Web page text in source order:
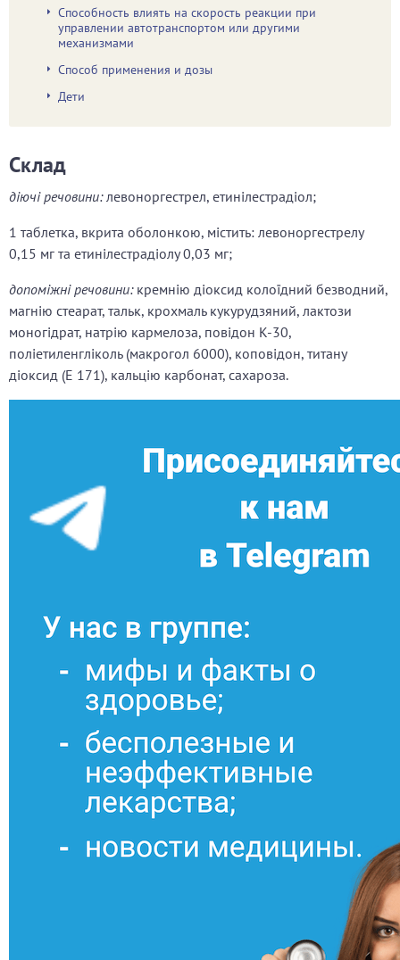
Способность влиять на скорость реакции при
управлении автотранспортом или другими
механизмами
Способ применения и дозы
Дети
Склад
діючі речовини:левоноргестрел, етинілестрадіол;
1 таблетка, вкрита оболонкою, містить: левоноргестрелу
0,15 мг та етинілестрадіолу 0,03 мг;
допоміжні речовини:кремнію діоксид колоїдний безводний,
магнію стеарат, тальк, крохмаль кукурудзяний, лактози
моногідрат, натрію кармелоза, повідон К-30,
поліетиленгліколь (макрогол 6000), коповідон, титану
діоксид (Е 171), кальцію карбонат, сахароза.